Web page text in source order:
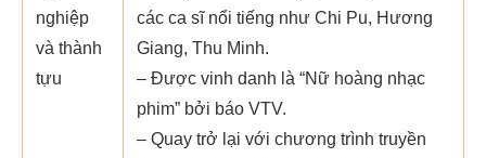
nghiệp
và thành
tựu
các ca sĩ nổi tiếng như Chi Pu, Hương
Giang, Thu Minh.
– Được vinh danh là “Nữ hoàng nhạc
phim” bởi báo VTV.
– Quay trở lại với chương trình truyền